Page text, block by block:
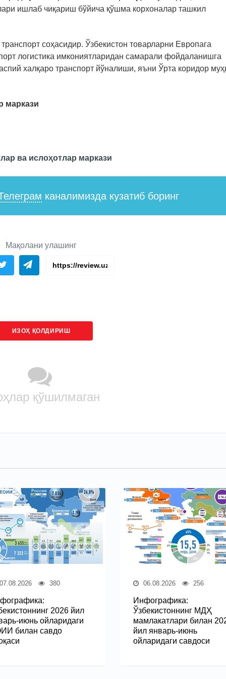
ишлаб чиқариш бўйича қўшма корхоналар ташкил
соҳасидир. Ўзбекистон товарларни Европага
логистика имкониятларидан самарали фойдаланишга
халқаро транспорт йўналиши, яъни Ўрта коридор
маркази
ва ислоҳотлар маркази
каналимизда кузатиб боринг
Мақолани улашинг
ИЗОҲ ҚОЛДИРИШ
қўшилмаган
380
2026 йил
июнь ойларидаги
билан савдо
06.08.2026 256
Инфографика:
Ўзбекистоннинг МДҲ
мамлакатлари билан
йил январь-июнь
ойларидаги савдоси